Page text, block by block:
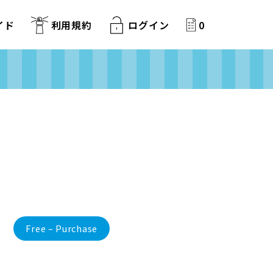
ド 利用規約 ログイン 0
Free – Purchase